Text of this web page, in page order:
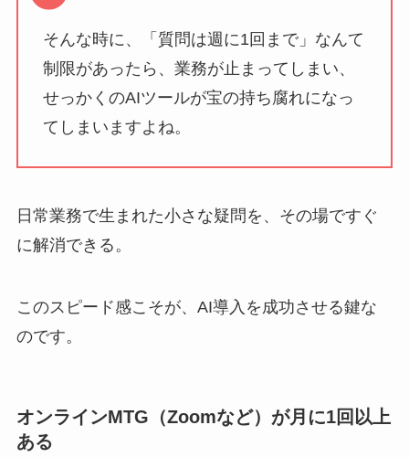
そんな時に、「質問は週に1回まで」なんて
制限があったら、業務が止まってしまい、
せっかくのAIツールが宝の持ち腐れになっ
てしまいますよね。
日常業務で生まれた小さな疑問を、その場ですぐ
に解消できる。
このスピード感こそが、AI導入を成功させる鍵な
のです。
オンラインMTG（Zoomなど）が月に1回以上
ある